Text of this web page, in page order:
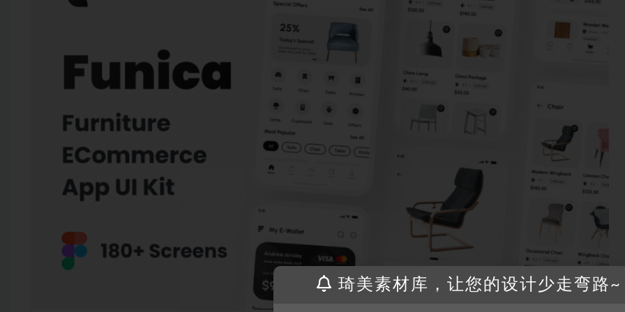
琦美素材库，让您的设计少走弯路~